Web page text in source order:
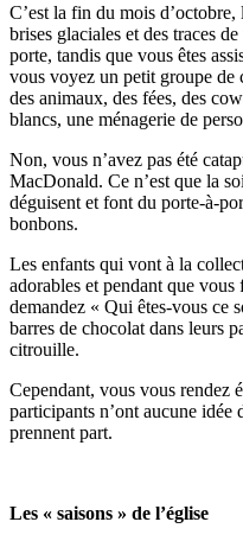
C’est la fin du mois
brises glaciales et des traces
porte, tandis que vous êtes
vous voyez un petit groupe de
des animaux, des fées, des
blancs, une ménagerie de
Non, vous n’avez pas été
MacDonald. Ce n’est que la
déguisent et font du porte-à-
bonbons.
Les enfants qui vont à la
adorables et pendant que
demandez « Qui êtes-vous ce
barres de chocolat dans leurs
citrouille.
Cependant, vous vous rendez
participants n’ont aucune
prennent part.
Les « saisons » de l’église